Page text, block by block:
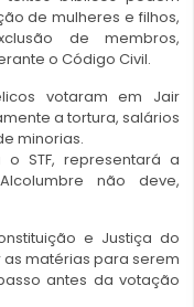
de mulheres e filhos,
de membros,
o Código Civil.
votaram em Jair
a tortura, salários
minorias.
STF, representará a
não deve,
e Justiça do
matérias para serem
antes da votação